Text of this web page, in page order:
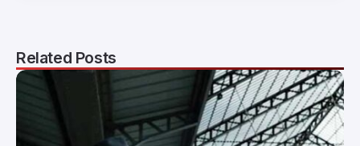
Related Posts